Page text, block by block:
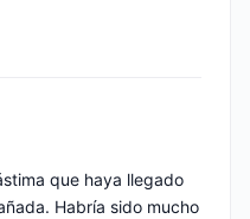
que haya llegado
Habría sido mucho